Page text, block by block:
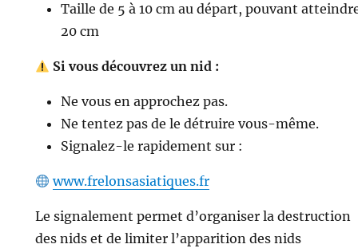
Taille de 5 à 10 cm au départ, pouvant
20 cm
Si vous découvrez un nid :
Ne vous en approchez pas.
Ne tentez pas de le détruire vous-même.
Signalez-le rapidement sur :
www.frelonsasiatiques.fr
Le signalement permet d’organiser la destruction
des nids et de limiter l’apparition des nids